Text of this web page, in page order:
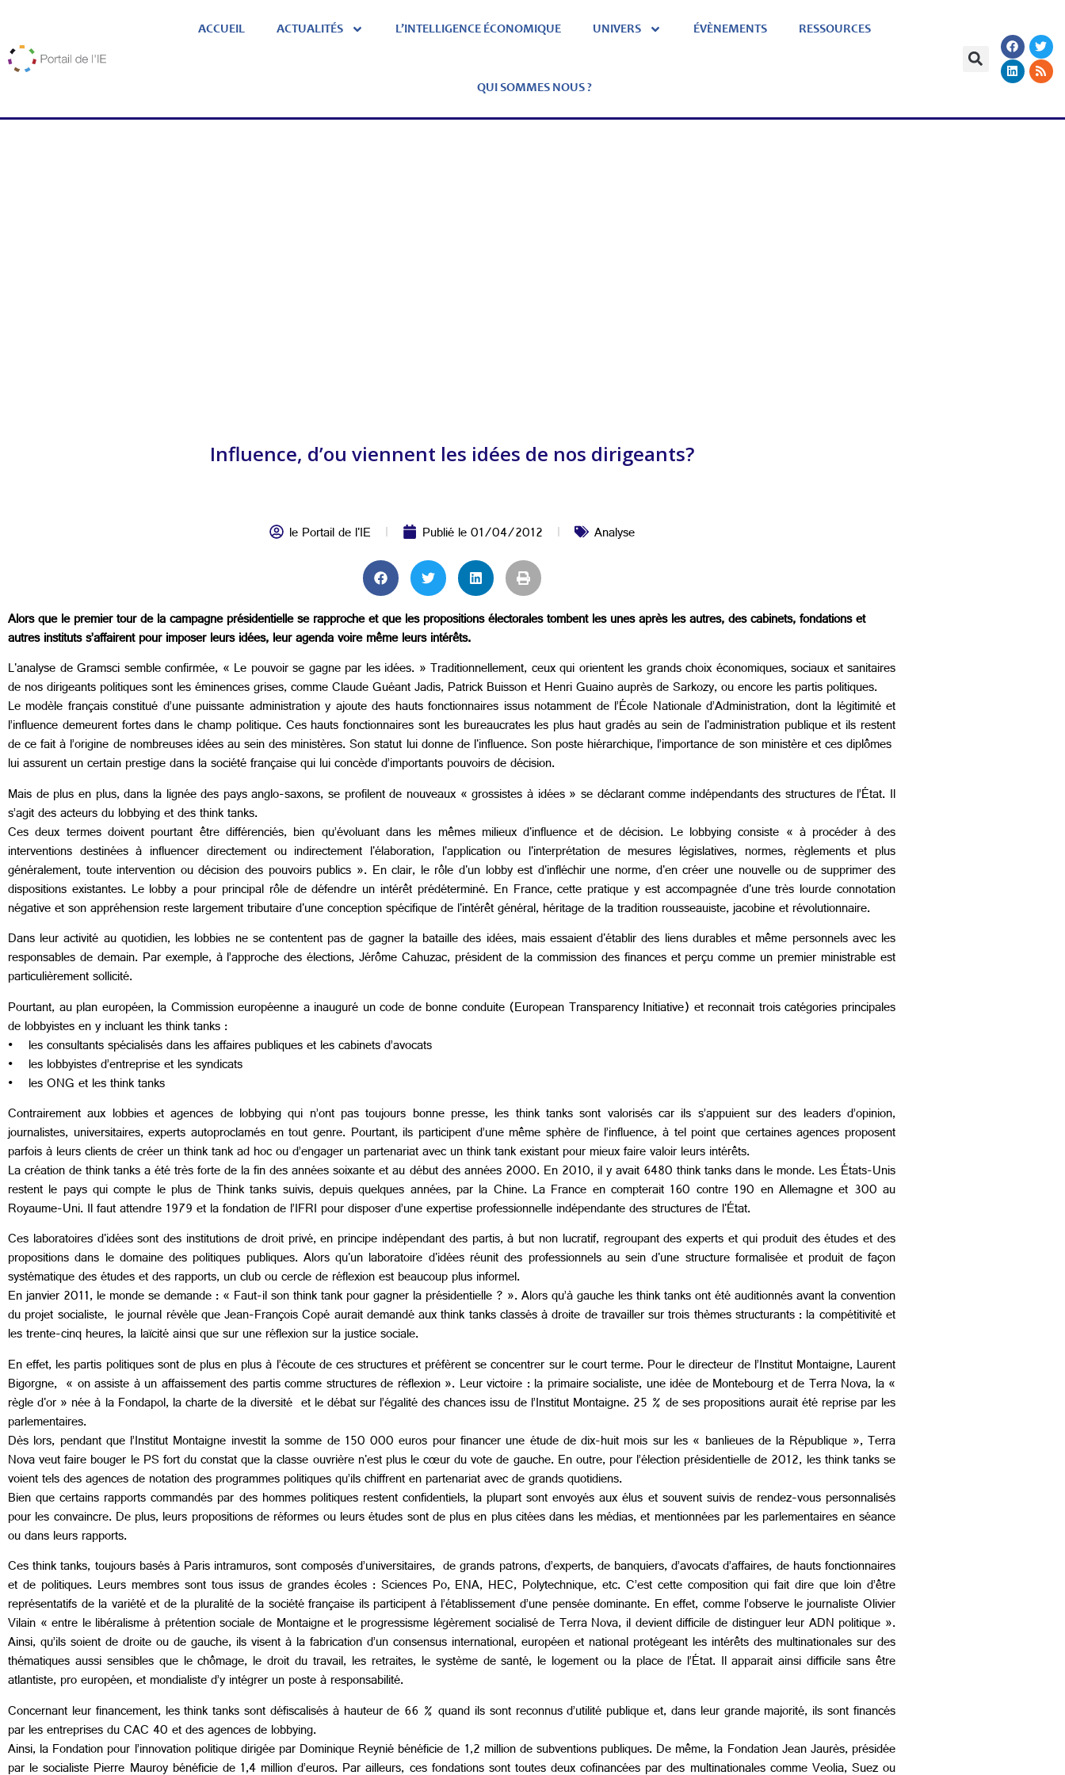
ACCUEIL ACTUALITÉS L’INTELLIGENCE ÉCONOMIQUE UNIVERS ÉVÈNEMENTS RESSOURCES
QUI SOMMES NOUS ?
Influence, d’ou viennent les idées de nos dirigeants?
le Portail de l'IE Publié le01/04/2012 Analyse
Alors que le premier tour de la campagne présidentielle se rapproche et que les propositions électorales tombent les unes après les autres, des cabinets, fondations et
autres instituts s’affairent pour imposer leurs idées, leur agenda voire même leurs intérêts.
L'analyse de Gramsci semble confirmée, « Le pouvoir se gagne par les idées. » Traditionnellement, ceux qui orientent les grands choix économiques, sociaux et sanitaires
de nos dirigeants politiques sont les éminences grises, comme Claude Guéant Jadis, Patrick Buisson et Henri Guaino auprès de Sarkozy, ou encore les partis politiques.
Le modèle français constitué d’une puissante administration y ajoute des hauts fonctionnaires issus notamment de l’École Nationale d’Administration, dont la légitimité et
l’influence demeurent fortes dans le champ politique. Ces hauts fonctionnaires sont les bureaucrates les plus haut gradés au sein de l'administration publique et ils restent
de ce fait à l’origine de nombreuses idées au sein des ministères. Son statut lui donne de l'influence. Son poste hiérarchique, l’importance de son ministère et ces diplômes
lui assurent un certain prestige dans la société française qui lui concède d’importants pouvoirs de décision.
Mais de plus en plus, dans la lignée des pays anglo-saxons, se profilent de nouveaux « grossistes à idées » se déclarant comme indépendants des structures de l’État. Il
s’agit des acteurs du lobbying et des think tanks.
Ces deux termes doivent pourtant être différenciés, bien qu’évoluant dans les mêmes milieux d'influence et de décision. Le lobbying consiste « à procéder à des
interventions destinées à influencer directement ou indirectement l'élaboration, l'application ou l'interprétation de mesures législatives, normes, règlements et plus
généralement, toute intervention ou décision des pouvoirs publics ». En clair, le rôle d'un lobby est d'infléchir une norme, d'en créer une nouvelle ou de supprimer des
dispositions existantes. Le lobby a pour principal rôle de défendre un intérêt prédéterminé. En France, cette pratique y est accompagnée d'une très lourde connotation
négative et son appréhension reste largement tributaire d'une conception spécifique de l'intérêt général, héritage de la tradition rousseauiste, jacobine et révolutionnaire.
Dans leur activité au quotidien, les lobbies ne se contentent pas de gagner la bataille des idées, mais essaient d'établir des liens durables et même personnels avec les
responsables de demain. Par exemple, à l’approche des élections, Jérôme Cahuzac, président de la commission des finances et perçu comme un premier ministrable est
particulièrement sollicité.
Pourtant, au plan européen, la Commission européenne a inauguré un code de bonne conduite (European Transparency Initiative) et reconnait trois catégories principales
de lobbyistes en y incluant les think tanks :
• les consultants spécialisés dans les affaires publiques et les cabinets d’avocats
• les lobbyistes d’entreprise et les syndicats
• les ONG et les think tanks
Contrairement aux lobbies et agences de lobbying qui n’ont pas toujours bonne presse, les think tanks sont valorisés car ils s’appuient sur des leaders d’opinion,
journalistes, universitaires, experts autoproclamés en tout genre. Pourtant, ils participent d’une même sphère de l’influence, à tel point que certaines agences proposent
parfois à leurs clients de créer un think tank ad hoc ou d’engager un partenariat avec un think tank existant pour mieux faire valoir leurs intérêts.
La création de think tanks a été très forte de la fin des années soixante et au début des années 2000. En 2010, il y avait 6480 think tanks dans le monde. Les États-Unis
restent le pays qui compte le plus de Think tanks suivis, depuis quelques années, par la Chine. La France en compterait 160 contre 190 en Allemagne et 300 au
Royaume-Uni. Il faut attendre 1979 et la fondation de l’IFRI pour disposer d’une expertise professionnelle indépendante des structures de l'État.
Ces laboratoires d'idées sont des institutions de droit privé, en principe indépendant des partis, à but non lucratif, regroupant des experts et qui produit des études et des
propositions dans le domaine des politiques publiques. Alors qu'un laboratoire d'idées réunit des professionnels au sein d'une structure formalisée et produit de façon
systématique des études et des rapports, un club ou cercle de réflexion est beaucoup plus informel.
En janvier 2011, le monde se demande : « Faut-il son think tank pour gagner la présidentielle ? ». Alors qu’à gauche les think tanks ont été auditionnés avant la convention
du projet socialiste, le journal révèle que Jean-François Copé aurait demandé aux think tanks classés à droite de travailler sur trois thèmes structurants : la compétitivité et
les trente-cinq heures, la laïcité ainsi que sur une réflexion sur la justice sociale.
En effet, les partis politiques sont de plus en plus à l’écoute de ces structures et préfèrent se concentrer sur le court terme. Pour le directeur de l’Institut Montaigne, Laurent
Bigorgne, « on assiste à un affaissement des partis comme structures de réflexion ». Leur victoire : la primaire socialiste, une idée de Montebourg et de Terra Nova, la «
règle d'or » née à la Fondapol, la charte de la diversité et le débat sur l’égalité des chances issu de l’Institut Montaigne. 25 % de ses propositions aurait été reprise par les
parlementaires.
Dès lors, pendant que l’Institut Montaigne investit la somme de 150 000 euros pour financer une étude de dix-huit mois sur les « banlieues de la République », Terra
Nova veut faire bouger le PS fort du constat que la classe ouvrière n'est plus le cœur du vote de gauche. En outre, pour l’élection présidentielle de 2012, les think tanks se
voient tels des agences de notation des programmes politiques qu’ils chiffrent en partenariat avec de grands quotidiens.
Bien que certains rapports commandés par des hommes politiques restent confidentiels, la plupart sont envoyés aux élus et souvent suivis de rendez-vous personnalisés
pour les convaincre. De plus, leurs propositions de réformes ou leurs études sont de plus en plus citées dans les médias, et mentionnées par les parlementaires en séance
ou dans leurs rapports.
Ces think tanks, toujours basés à Paris intramuros, sont composés d’universitaires, de grands patrons, d’experts, de banquiers, d’avocats d’affaires, de hauts fonctionnaires
et de politiques. Leurs membres sont tous issus de grandes écoles : Sciences Po, ENA, HEC, Polytechnique, etc. C’est cette composition qui fait dire que loin d’être
représentatifs de la variété et de la pluralité de la société française ils participent à l’établissement d’une pensée dominante. En effet, comme l’observe le journaliste Olivier
Vilain « entre le libéralisme à prétention sociale de Montaigne et le progressisme légèrement socialisé de Terra Nova, il devient difficile de distinguer leur ADN politique ».
Ainsi, qu’ils soient de droite ou de gauche, ils visent à la fabrication d’un consensus international, européen et national protégeant les intérêts des multinationales sur des
thématiques aussi sensibles que le chômage, le droit du travail, les retraites, le système de santé, le logement ou la place de l’État. Il apparait ainsi difficile sans être
atlantiste, pro européen, et mondialiste d’y intégrer un poste à responsabilité.
Concernant leur financement, les think tanks sont défiscalisés à hauteur de 66 % quand ils sont reconnus d’utilité publique et, dans leur grande majorité, ils sont financés
par les entreprises du CAC 40 et des agences de lobbying.
Ainsi, la Fondation pour l’innovation politique dirigée par Dominique Reynié bénéficie de 1,2 million de subventions publiques. De même, la Fondation Jean Jaurès, présidée
par le socialiste Pierre Mauroy bénéficie de 1,4 million d’euros. Par ailleurs, ces fondations sont toutes deux cofinancées par des multinationales comme Veolia, Suez ou